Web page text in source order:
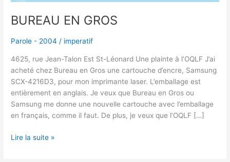
BUREAU EN GROS
Parole - 2004 / imperatif
4625, rue Jean-Talon Est St-Léonard Une plainte à l’OQLF J’ai
acheté chez Bureau en Gros une cartouche d’encre, Samsung
SCX-4216D3, pour mon imprimante laser. L’emballage est
entièrement en anglais. Je veux que Bureau en Gros ou
Samsung me donne une nouvelle cartouche avec l’emballage
en français, comme il faut. De plus, je veux que l’OQLF […]
Lire la suite »